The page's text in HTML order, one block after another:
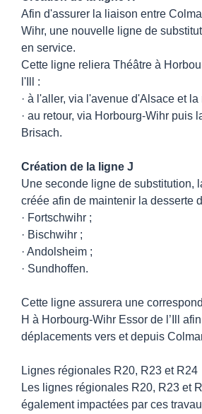
Afin d'assurer la liaison entre
Wihr, une nouvelle ligne de
en service.
Cette ligne reliera Théâtre à
l'Ill :
· à l'aller, via l'avenue d'Alsace et
· au retour, via Horbourg-Wihr puis
Brisach.
Création de la ligne J
Une seconde ligne de substitution,
créée afin de maintenir la desserte
· Fortschwihr ;
· Bischwihr ;
· Andolsheim ;
· Sundhoffen.
Cette ligne assurera une
H à Horbourg-Wihr Essor de l’Ill
déplacements vers et depuis
Lignes régionales R20, R23 et R24
Les lignes régionales R20, R23 et
également impactées par ces